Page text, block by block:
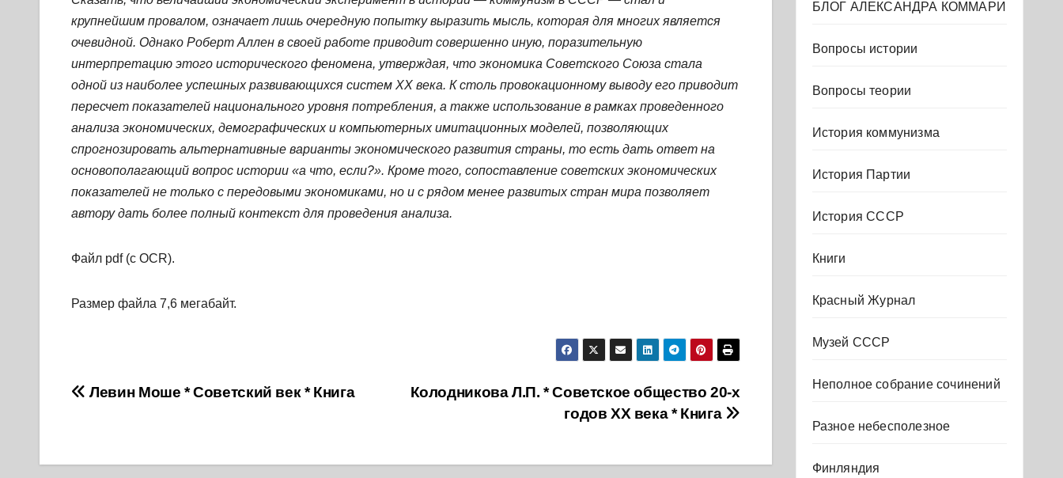
крупнейшим провалом, означает лишь очередную попытку выразить мысль, которая для многих является
очевидной. Однако Роберт Аллен в своей работе приводит совершенно иную, поразительную
интерпретацию этого исторического феномена, утверждая, что экономика Советского Союза стала
одной из наиболее успешных развивающихся систем XX века. К столь провокационному выводу его приводит
пересчет показателей национального уровня потребления, а также использование в рамках проведенного
анализа экономических, демографических и компьютерных имитационных моделей, позволяющих
спрогнозировать альтернативные варианты экономического развития страны, то есть дать ответ на
основополагающий вопрос истории «а что, если?». Кроме того, сопоставление советских экономических
показателей не только с передовыми экономиками, но и с рядом менее развитых стран мира позволяет
автору дать более полный контекст для проведения анализа.
Файл pdf (с OCR).
Размер файла 7,6 мегабайт.
Навигация
записям
Колодникова Л.П. * Советское общество 20-х
годов XX века * Книга
Левин Моше * Советский век * Книга
БЛОГ АЛЕКСАНДРА КОММАРИ
Вопросы истории
Вопросы теории
История коммунизма
История Партии
История СССР
Книги
Красный Журнал
Музей СССР
Неполное собрание сочинений
Разное небесполезное
Финляндия